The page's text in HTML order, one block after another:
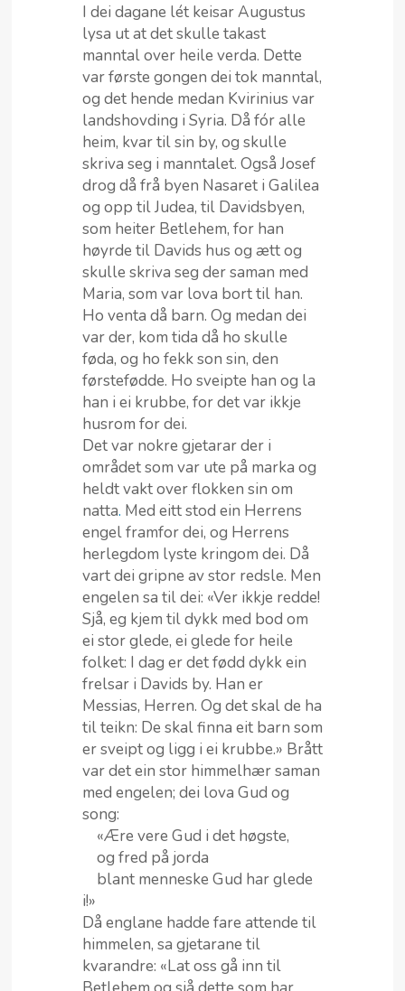
I dei dagane lét keisar Augustus
lysa ut at det skulle takast
manntal over heile verda. Dette
var første gongen dei tok manntal,
og det hende medan Kvirinius var
landshovding i Syria. Då fór alle
heim, kvar til sin by, og skulle
skriva seg i manntalet. Også Josef
drog då frå byen Nasaret i Galilea
og opp til Judea, til Davidsbyen,
som heiter Betlehem, for han
høyrde til Davids hus og ætt og
skulle skriva seg der saman med
Maria, som var lova bort til han.
Ho venta då barn. Og medan dei
var der, kom tida då ho skulle
føda, og ho fekk son sin, den
førstefødde. Ho sveipte han og la
han i ei krubbe, for det var ikkje
husrom for dei.
Det var nokre gjetarar der i
området som var ute på marka og
heldt vakt over flokken sin om
natta. Med eitt stod ein Herrens
engel framfor dei, og Herrens
herlegdom lyste kringom dei. Då
vart dei gripne av stor redsle. Men
engelen sa til dei: «Ver ikkje redde!
Sjå, eg kjem til dykk med bod om
ei stor glede, ei glede for heile
folket: I dag er det fødd dykk ein
frelsar i Davids by. Han er
Messias, Herren. Og det skal de ha
til teikn: De skal finna eit barn som
er sveipt og ligg i ei krubbe.» Brått
var det ein stor himmelhær saman
med engelen; dei lova Gud og
song:
«Ære vere Gud i det høgste,
og fred på jorda
blant menneske Gud har glede
i!»
Då englane hadde fare attende til
himmelen, sa gjetarane til
kvarandre: «Lat oss gå inn til